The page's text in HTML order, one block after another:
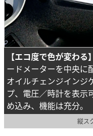
【エコ度で色が変わる】
ードメーターを中央に
オイルチェンジインジ
プ、電圧／時計を表示
め込み、機能は充分。
縦ス